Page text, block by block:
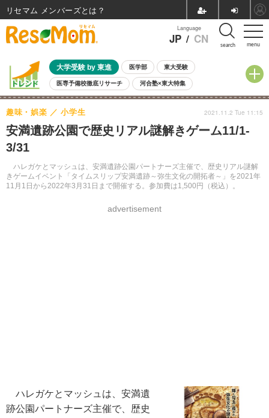
menu
Language
JP / CN search
大学受験 by 東進 医学部 東大受験
医専予備校徹底リサーチ 河合塾×東大特集
親子で考える大学選び 高校受験 中学受験 小学校受験
共通テスト 夏休み
8月開催イベント・WS 全国公立高校 過去問 人気記事
自由研究教材（小学生向け）
安満遺跡公園で歴史リアル謎解きゲーム11/1-
3/31
ハレガケとマッシュは、安満遺跡公園パートナーズ主催で、歴史リアル謎解
きゲームイベント「タイムスリップ安満遺跡～弥生文化の開拓者～」を2021年
11月1日から2022年3月31日まで開催する。参加費は1,500円（税込）。
趣味・娯楽 小学生
advertisement
2021.11.2 Tue 11:15
ハレガケとマッシュは、安満遺
跡公園パートナーズ主催で、歴史
リセマム メンバーズ